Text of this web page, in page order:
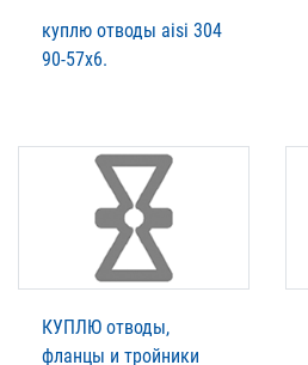
куплю отводы aisi 304
90-57х6.
КУПЛЮ отводы,
фланцы и тройники